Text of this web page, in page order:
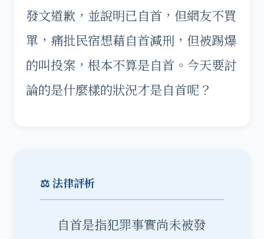
發文道歉，並說明已自首，但網友不買
單，痛批民宿想藉自首減刑，但被踢爆
的叫投案，根本不算是自首。今天要討
論的是什麼樣的狀況才是自首呢？
⚖️ 法律評析
自首是指犯罪事實尚未被發